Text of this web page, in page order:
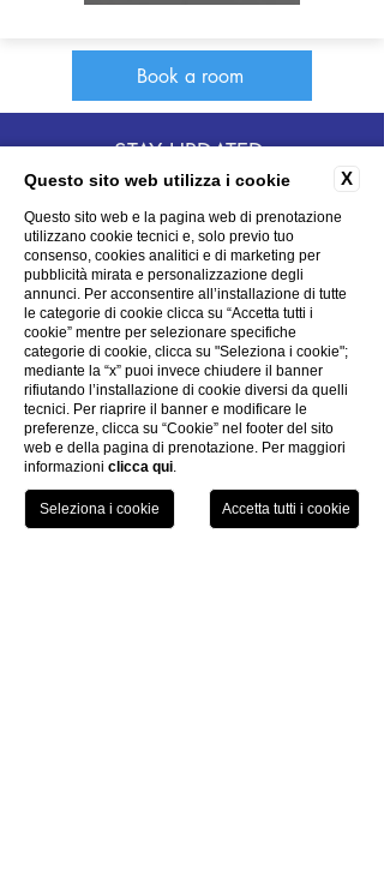
Book a room
STAY UPDATED:
Subscribe to the newsletter
CONTACTS
PHOTOGALLERY
CREATIVITY
PRIVACY POLICY
COOKIES POLICY
THE GROUP
WORK WITH US
ELECTRONIC BILLING
X
Questo sito web utilizza i cookie
Questo sito web e la pagina web di prenotazione
utilizzano cookie tecnici e, solo previo tuo
consenso, cookies analitici e di marketing per
pubblicità mirata e personalizzazione degli
annunci. Per acconsentire all’installazione di tutte
le categorie di cookie clicca su “Accetta tutti i
cookie” mentre per selezionare specifiche
categorie di cookie, clicca su "Seleziona i cookie";
mediante la “x” puoi invece chiudere il banner
rifiutando l’installazione di cookie diversi da quelli
tecnici. Per riaprire il banner e modificare le
preferenze, clicca su “Cookie” nel footer del sito
web e della pagina di prenotazione. Per maggiori
informazioni clicca qui.